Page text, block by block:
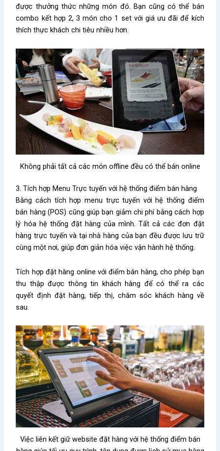
được thưởng thức những món đó. Bạn cũng có thể bán
combo kết hợp 2, 3 món cho 1 set với giá ưu đãi để kích
thích thực khách chi tiêu nhiều hơn.
Không phải tất cả các món offline đều có thể bán online
3. Tích hợp Menu Trực tuyến với hệ thống điểm bán hàng
Bằng cách tích hợp menu trực tuyến với hệ thống điểm
bán hàng (POS) cũng giúp bạn giảm chi phí bằng cách hợp
lý hóa hệ thống đặt hàng của mình. Tất cả các đơn đặt
hàng trực tuyến và tại nhà hàng của bạn đều được lưu trữ
cùng một nơi, giúp đơn giản hóa việc vận hành hệ thống.
Tích hợp đặt hàng online với điểm bán hàng, cho phép bạn
thu thập được thông tin khách hàng để có thể ra các
quyết định đặt hàng, tiếp thị, chăm sóc khách hàng về
sau.
Việc liên kết giữ website đặt hàng với hệ thống điểm bán